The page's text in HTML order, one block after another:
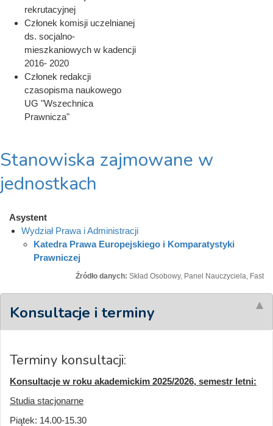
rekrutacyjnej
Członek komisji uczelnianej
ds. socjalno-
mieszkaniowych w kadencji
2016- 2020
Członek redakcji
czasopisma naukowego
UG "Wszechnica
Prawnicza"
Stanowiska zajmowane w
jednostkach
Asystent
Wydział Prawa i Administracji
Katedra Prawa Europejskiego i Komparatystyki
Prawniczej
Źródło danych: Skład Osobowy, Panel Nauczyciela, Fast
Konsultacje i terminy
Terminy konsultacji:
Konsultacje w roku akademickim 2025/2026, semestr letni:
Studia stacjonarne
Piątek: 14.00-15.30